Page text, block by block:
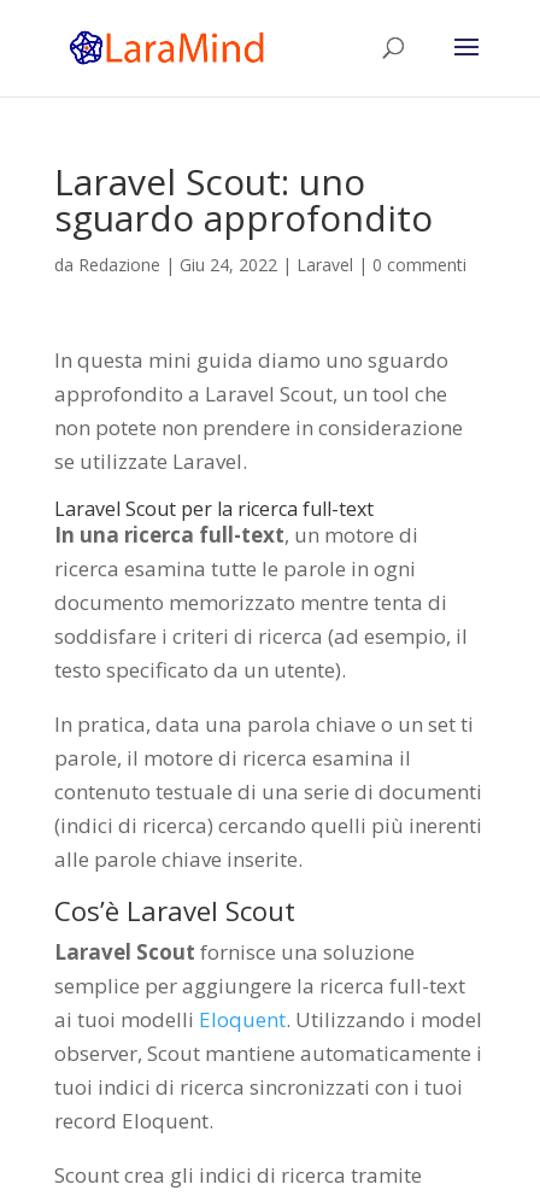
Laravel Scout: uno
sguardo approfondito
da Redazione | Giu 24, 2022| Laravel | 0 commenti
In questa mini guida diamo uno sguardo
approfondito a Laravel Scout, un tool che
non potete non prendere in considerazione
se utilizzate Laravel.
Laravel Scout per la ricerca full-text
In una ricerca full-text, un motore di
ricerca esamina tutte le parole in ogni
documento memorizzato mentre tenta di
soddisfare i criteri di ricerca (ad esempio, il
testo specificato da un utente).
In pratica, data una parola chiave o un set ti
parole, il motore di ricerca esamina il
contenuto testuale di una serie di documenti
(indici di ricerca) cercando quelli più inerenti
alle parole chiave inserite.
Cos’è Laravel Scout
Laravel Scout fornisce una soluzione
semplice per aggiungere la ricerca full-text
ai tuoi modelli Eloquent. Utilizzando i model
observer, Scout mantiene automaticamente i
tuoi indici di ricerca sincronizzati con i tuoi
record Eloquent.
Scount crea gli indici di ricerca tramite